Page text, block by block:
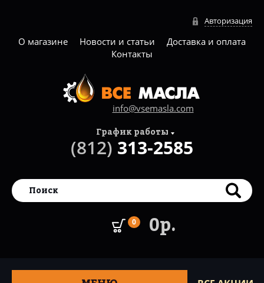
Авторизация
О магазине Новости и статьи
Доставка и оплата
Контакты
info@vsemasla.com
0 0р.
График работы
(812) 313-2585